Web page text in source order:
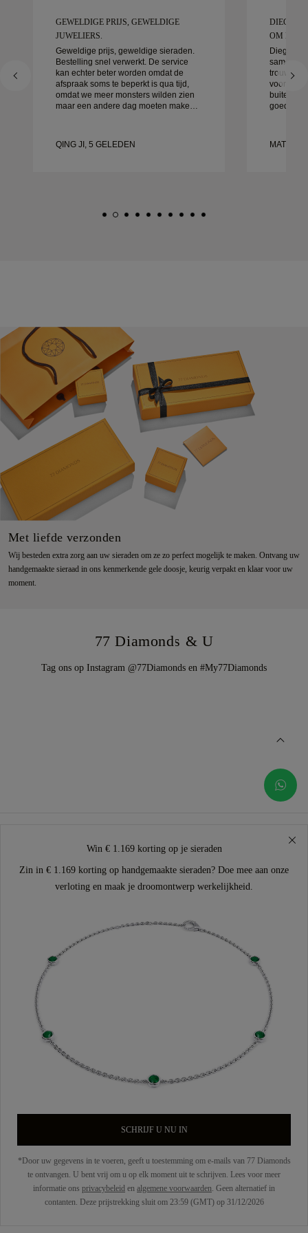
GEWELDIGE PRIJS, GEWELDIGE
JUWELIERS.
Geweldige prijs, geweldige sieraden.
Bestelling snel verwerkt. De service
kan echter beter worden omdat de
afspraak soms te beperkt is qua tijd,
omdat we meer monsters wilden zien
maar een andere dag moeten maken.
QING JI, 5 GELEDEN
DIEGO
OM MEE
Diego
samen te
voor
goed
Met liefde verzonden
Wij besteden extra zorg aan uw sieraden om ze zo perfect mogelijk te maken. Ontvang uw
handgemaakte sieraad in ons kenmerkende gele doosje, keurig verpakt en klaar voor uw
moment.
77 Diamonds & U
Tag ons op Instagram @77Diamonds en #My77Diamonds
Win € 1.169 korting op je sieraden
Zin in € 1.169 korting op handgemaakte sieraden? Doe mee aan onze
verloting en maak je droomontwerp werkelijkheid.
SCHRIJF U NU IN
*Door uw gegevens in te voeren, geeft u toestemming om e-mails van 77 Diamonds
te ontvangen. U bent vrij om u op elk moment uit te schrijven. Lees voor meer
informatie ons privacybeleid en algemene voorwaarden. Geen alternatief in
contanten. Deze prijstrekking sluit om 23:59 (GMT) op 31/12/2026